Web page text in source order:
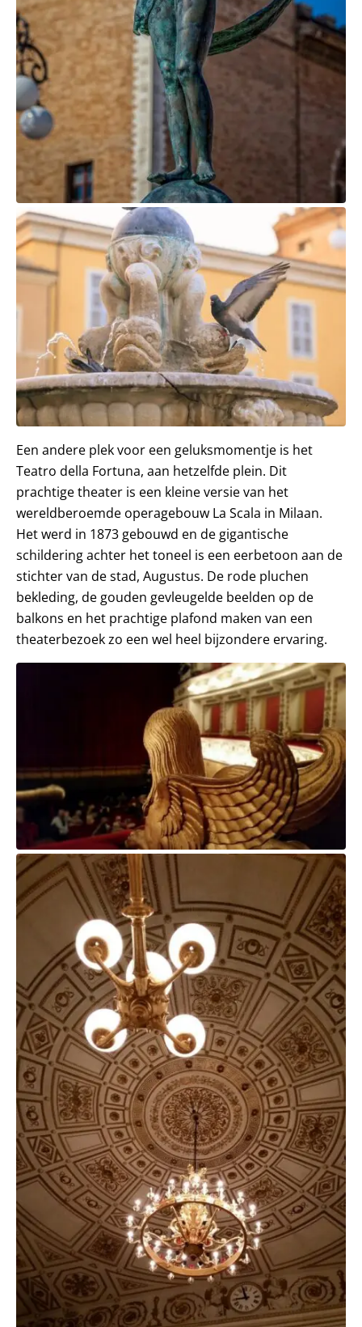
Een andere plek voor een geluksmomentje is het
Teatro della Fortuna, aan hetzelfde plein. Dit
prachtige theater is een kleine versie van het
wereldberoemde operagebouw La Scala in Milaan.
Het werd in 1873 gebouwd en de gigantische
schildering achter het toneel is een eerbetoon aan de
stichter van de stad, Augustus. De rode pluchen
bekleding, de gouden gevleugelde beelden op de
balkons en het prachtige plafond maken van een
theaterbezoek zo een wel heel bijzondere ervaring.